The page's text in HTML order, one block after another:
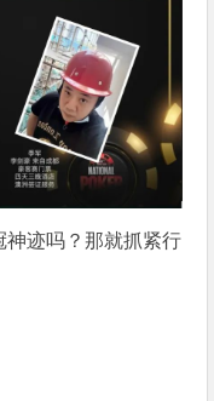
神迹吗？那就抓紧行